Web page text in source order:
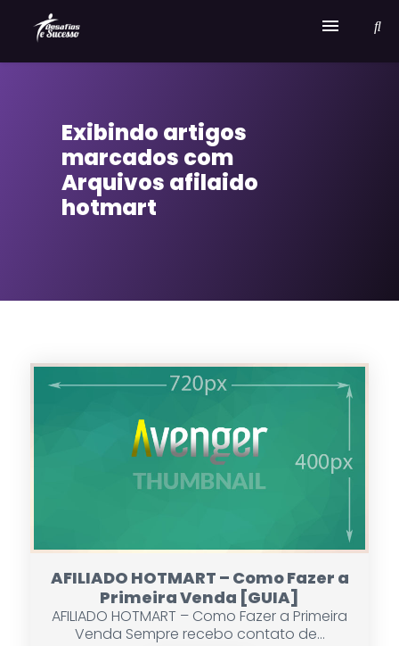
Serviços
Sobre Desafios e Sucesso
Exibindo artigos
marcados com
Arquivos afilaido
hotmart
AFILIADO HOTMART – Como Fazer a
Primeira Venda [GUIA]
AFILIADO HOTMART – Como Fazer a Primeira
Venda Sempre recebo contato de...